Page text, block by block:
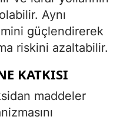
Aynı
güçlendirerek
riskini azaltabilir.
KATKISI
maddeler